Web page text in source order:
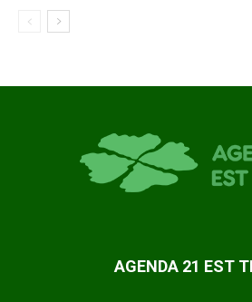
AGENDA 21 EST